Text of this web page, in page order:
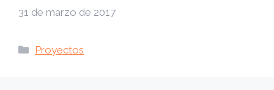
31 de marzo de 2017
Categorías
Proyectos